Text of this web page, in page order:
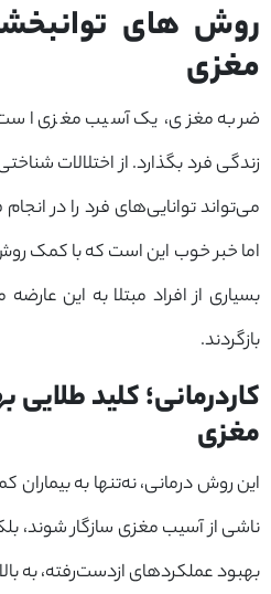
روش های
مغزی
ضربه مغزی، یک آسیب مغزی
زندگی فرد بگذارد. از اختلالات
می‌تواند توانایی‌های فرد را در
اما خبر خوب این است که با کمک
بسیاری از افراد مبتلا به این
بازگردند.
کاردرمانی؛ کلید
مغزی
این روش درمانی، نه‌تنها به
ناشی از آسیب مغزی سازگار شوند،
بهبود عملکردهای ازدست‌رفته، به